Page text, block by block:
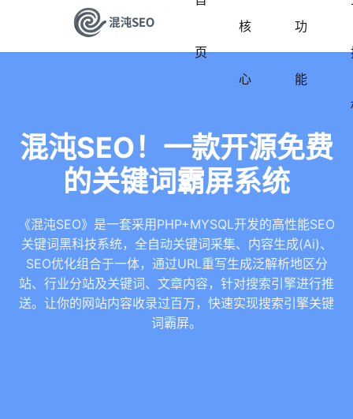
页
核
心
功
能
混沌SEO！一款开源免费
的关键词霸屏系统
《混沌SEO》是一套采用PHP+MYSQL开发的高性能SEO
关键词黑科技系统，全自动关键词采集、内容生成(Ai)、
SEO优化组合于一体，通过URL重写生成泛解析地区分
站、行业分站及关键词、文章内容，针对搜索引擎进行推
送。让你的网站内容收录过百万，快速实现搜索引擎关键
词霸屏。